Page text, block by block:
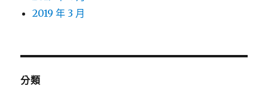
2019 年 3 月
分類